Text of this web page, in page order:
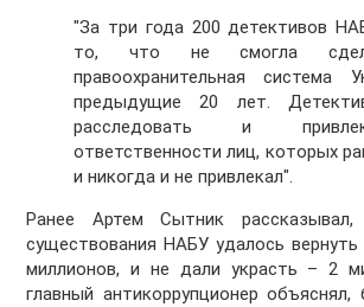
"За три года 200 детективов
то, что не смогла
правоохранительная система
предыдущие 20 лет.
расследовать и
ответственности лиц, которых
и никогда и не привлекал".
Ранее Артем Сытник
существования НАБУудалось вернуть
миллионов, и не дали украсть – 2
главный антикоррупционер объяснял,